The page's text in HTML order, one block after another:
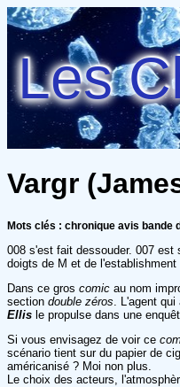
Les
Vargr
Mots clés : chronique avis bande
008 s'est fait dessouder. 007 est
doigts de M et de
Dans ce gros comic au nom
section double zéros . L'agent
Ellis le propulse dans une
Si vous envisagez de voir ce
scénario tient sur du papier de
américanisé ? Moi non plus.
Le choix des acteurs,